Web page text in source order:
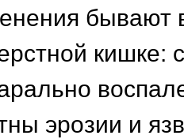
бывают
кишке:
эрозии и